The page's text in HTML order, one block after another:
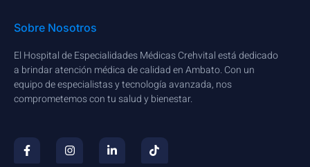
Sobre Nosotros
El Hospital de Especialidades Médicas Crehvital está dedicado
a brindar atención médica de calidad en Ambato. Con un
equipo de especialistas y tecnología avanzada, nos
comprometemos con tu salud y bienestar.